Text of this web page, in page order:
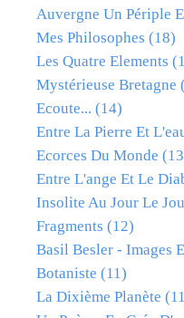
Auvergne Un Périple
Mes Philosophes (18)
Les Quatre Elements
Mystérieuse Bretagne
Ecoute... (14)
Entre La Pierre Et
Ecorces Du Monde
Entre L'ange Et Le
Insolite Au Jour Le
Fragments (12)
Basil Besler - Images
Botaniste (11)
La Dixième Planète